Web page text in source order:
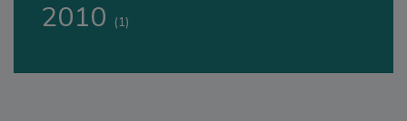
2010 (1)